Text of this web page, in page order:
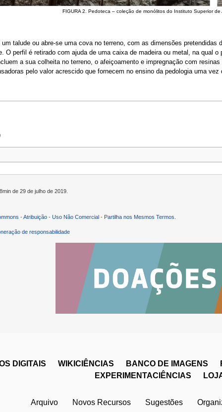
FIGURA 2. Pedoteca – coleção de monólitos do Instituto Superior de
talude ou abre-se uma cova no terreno, com as dimensões
O perfil é retirado com ajuda de uma caixa de madeira ou metal, na qual
a sua colheita no terreno, o afeiçoamento e impregnação com
pelo valor acrescido que fornecem no ensino da pedologia uma
de 29 de julho de 2019.
- Atribuição - Uso Não Comercial - Partilha nos Mesmos Termos
de responsabilidade
DIGITAIS WIKICIÊNCIAS BANCO DE IMAGENS
EXPERIMENTACIÊNCIAS
Arquivo Novos Recursos Sugestões